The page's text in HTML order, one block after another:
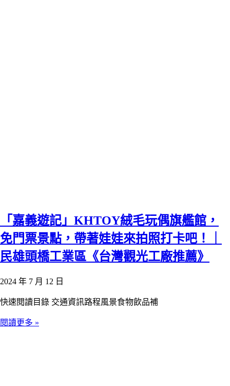
「嘉義遊記」KHTOY絨毛玩偶旗艦館，
免門票景點，帶著娃娃來拍照打卡吧！｜
民雄頭橋工業區《台灣觀光工廠推薦》
2024 年 7 月 12 日
快速閱讀目錄 交通資訊路程風景食物飲品補
閱讀更多 »